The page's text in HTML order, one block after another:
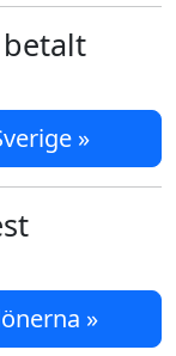
»
»